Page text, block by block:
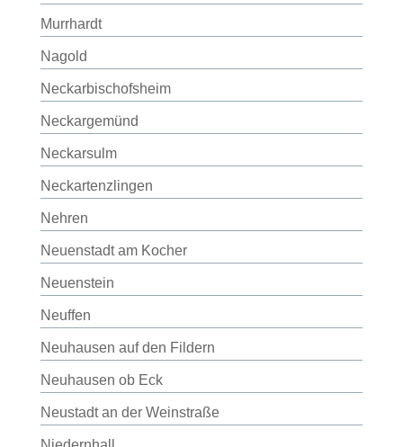
Murrhardt
Nagold
Neckarbischofsheim
Neckargemünd
Neckarsulm
Neckartenzlingen
Nehren
Neuenstadt am Kocher
Neuenstein
Neuffen
Neuhausen auf den Fildern
Neuhausen ob Eck
Neustadt an der Weinstraße